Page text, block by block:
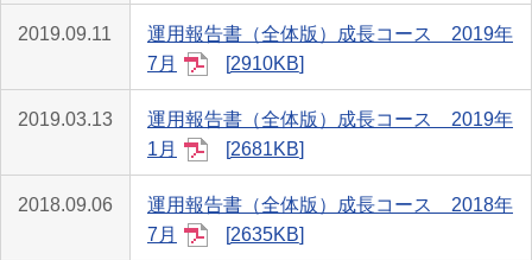
2019.09.11
運用報告書（全体版）成長コース 2019年
7月
2910KB
2019.03.13
運用報告書（全体版）成長コース 2019年
1月
2681KB
2018.09.06
運用報告書（全体版）成長コース 2018年
7月
2635KB